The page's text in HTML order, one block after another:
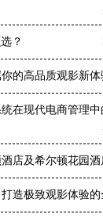
？
的高品质观影新体
在现代电商管理
店及希尔顿花园
造极致观影体验的